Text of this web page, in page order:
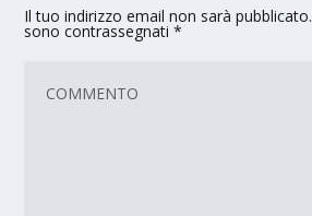
Il tuo indirizzo email non sarà pubblicato.
sono contrassegnati*